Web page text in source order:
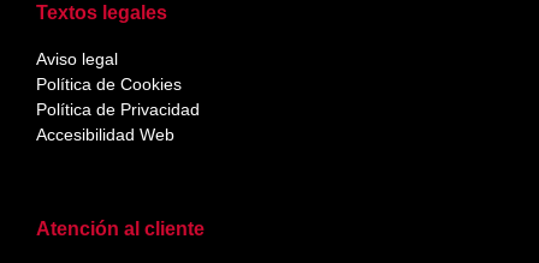
Atención al cliente
Textos legales
Aviso legal
Política de Cookies
Política de Privacidad
Accesibilidad Web